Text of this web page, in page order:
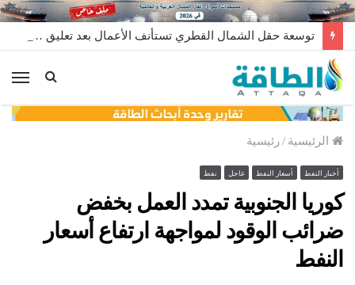
توسعة حقل الشمال القطري تستأنف الأعمال بعد تعليق مؤقت
الرئيسية /رئيسية
أخبار النفط أسعار النفط عاجل نفط
كوريا الجنوبية تمدد العمل بخفض
ضرائب الوقود لمواجهة ارتفاع أسعار
النفط